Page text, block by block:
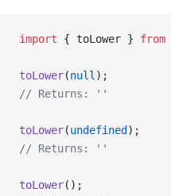
import { toLower } from
toLower(null );
// Returns: ''
toLower(undefined );
// Returns: ''
toLower();